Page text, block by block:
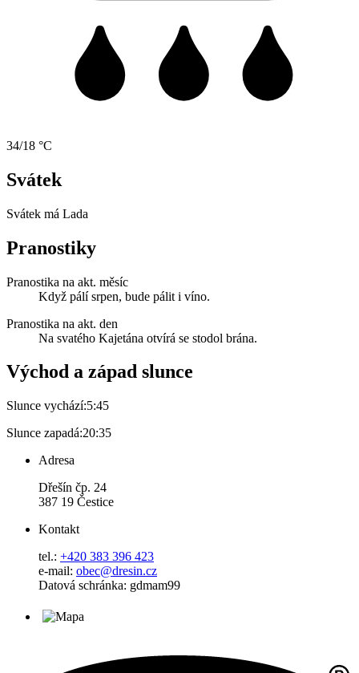
34/18 °C
Svátek
Svátek má Lada
Pranostiky
Pranostika na akt. měsíc
Když pálí srpen, bude pálit i víno.
Pranostika na akt. den
Na svatého Kajetána otvírá se stodol brána.
Východ a západ slunce
Slunce vychází:5:45
Slunce zapadá:20:35
Adresa
Dřešín čp. 24
387 19 Čestice
Kontakt
tel.: +420 383 396 423
e-mail: obec@dresin.cz
Datová schránka: gdmam99